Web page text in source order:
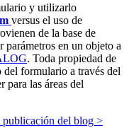
y utilizarlo
versus el uso de
de la base de
parámetros en un objeto a
. Toda propiedad de
del formulario a través del
para las áreas del
publicación del blog >